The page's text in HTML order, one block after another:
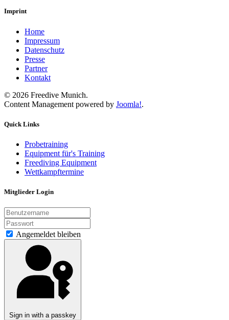
Imprint
Home
Impressum
Datenschutz
Presse
Partner
Kontakt
© 2026 Freedive Munich.
Content Management powered by Joomla!.
Quick Links
Probetraining
Equipment für's Training
Freediving Equipment
Wettkampftermine
Mitglieder Login
Angemeldet bleiben
Sign in with a passkey